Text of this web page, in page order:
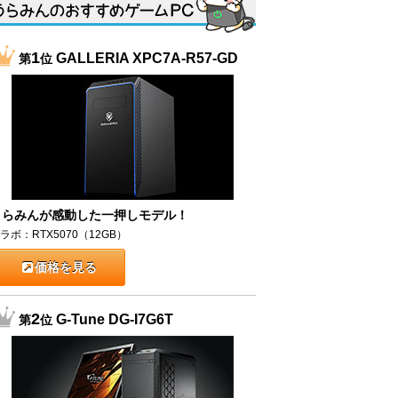
第1位GALLERIA XPC7A-R57-GD
みんが感動した一押しモデル！
ボ：RTX5070（12GB）
価格を見る
第2位G-Tune DG-I7G6T